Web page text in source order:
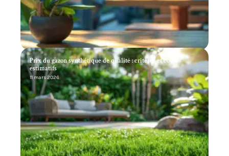
Prix du gazon synthétique de qualité : critères et coûts
estimatifs
11 mars 2026